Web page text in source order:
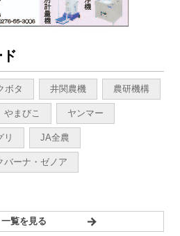
ボタ 井関農機 農研機構
やまびこ ヤンマー
リ JA全農
バーナ・ゼノア
一覧を見る